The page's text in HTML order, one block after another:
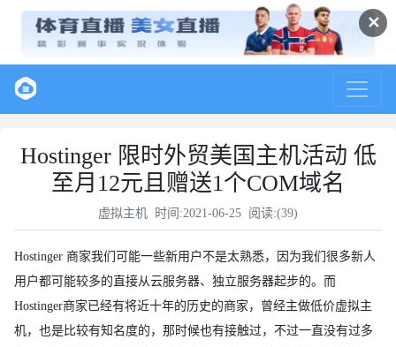
✕
Hostinger 限时外贸美国主机活动 低
至月12元且赠送1个COM域名
虚拟主机 时间:2021-06-25 阅读:(39)
Hostinger 商家我们可能一些新用户不是太熟悉，因为我们很多新人
用户都可能较多的直接从云服务器、独立服务器起步的。而
Hostinger商家已经有将近十年的历史的商家，曾经主做低价虚拟主
机，也是比较有知名度的，那时候也有接触过，不过一直没有过多